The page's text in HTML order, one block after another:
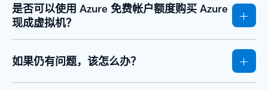
是否可以使用 Azure 免费帐户额度购买 Azure
现成虚拟机？
如果仍有问题，该怎么办？